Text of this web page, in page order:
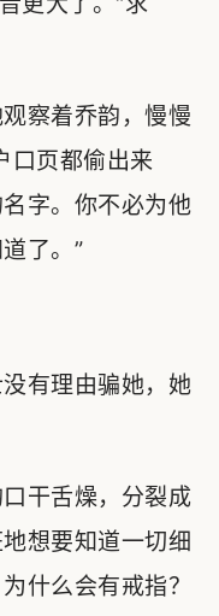
察着乔韵，慢慢
页都偷出来
字。你不必为他
了。”
有理由骗她，她
干舌燥，分裂成
想要知道一切细
什么会有戒指？